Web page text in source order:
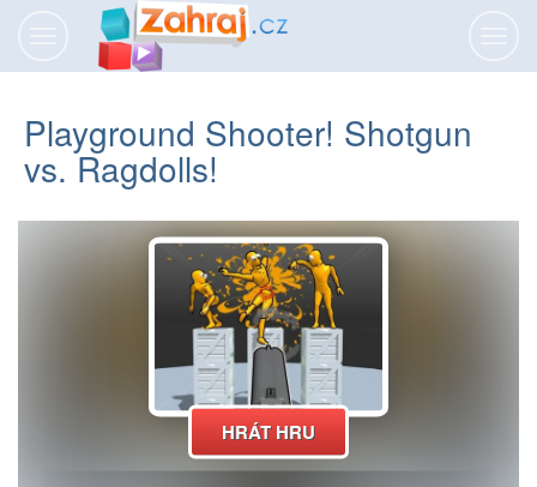
Playground Shooter! Shotgun
vs. Ragdolls!